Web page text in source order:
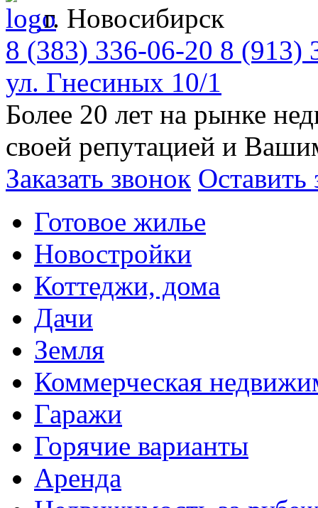
г. Новосибирск
8 (383) 336-06-20 8 (913)
ул. Гнесиных 10/1
Более 20 лет на рынке
своей репутацией и
Заказать звонок Оставить
Готовое жилье
Новостройки
Коттеджи, дома
Дачи
Земля
Коммерческая
Гаражи
Горячие варианты
Аренда